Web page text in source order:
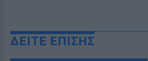
ΔΕΙΤΕ ΕΠΙΣΗΣ